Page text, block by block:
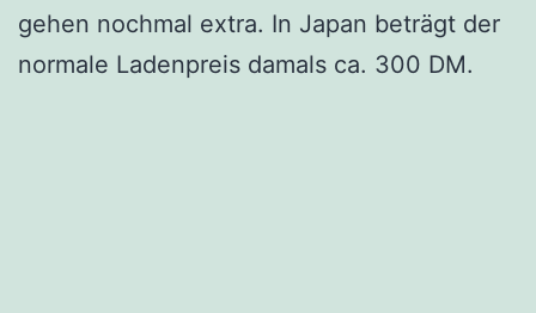
gehen nochmal extra. In Japan beträgt der
normale Ladenpreis damals ca. 300 DM.